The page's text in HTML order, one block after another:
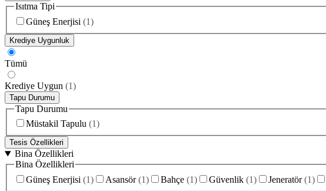
Isıtma Tipi
Güneş Enerjisi (1)
Krediye Uygunluk
Tümü
Krediye Uygun (1)
Tapu Durumu
Tapu Durumu
Müstakil Tapulu (1)
Tesis Özellikleri
Bina Özellikleri
Bina Özellikleri
Güneş Enerjisi (1) Asansör (1) Bahçe (1) Güvenlik (1) Jeneratör (1)